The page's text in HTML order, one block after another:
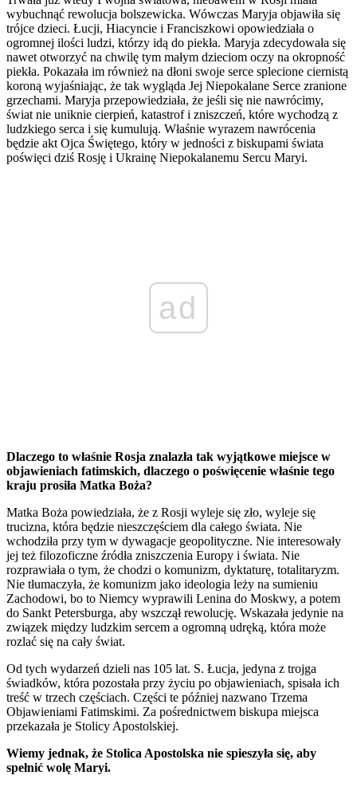
wybuchnąć rewolucja bolszewicka. Wówczas Maryja objawiła się
trójce dzieci. Łucji, Hiacyncie i Franciszkowi opowiedziała o
ogromnej ilości ludzi, którzy idą do piekła. Maryja zdecydowała się
nawet otworzyć na chwilę tym małym dzieciom oczy na okropność
piekła. Pokazała im również na dłoni swoje serce splecione ciernistą
koroną wyjaśniając, że tak wygląda Jej Niepokalane Serce zranione
grzechami. Maryja przepowiedziała, że jeśli się nie nawrócimy,
świat nie uniknie cierpień, katastrof i zniszczeń, które wychodzą z
ludzkiego serca i się kumulują. Właśnie wyrazem nawrócenia
będzie akt Ojca Świętego, który w jedności z biskupami świata
poświęci dziś Rosję i Ukrainę Niepokalanemu Sercu Maryi.
ad
Dlaczego to właśnie Rosja znalazła tak wyjątkowe miejsce w
objawieniach fatimskich, dlaczego o poświęcenie właśnie tego
kraju prosiła Matka Boża?
Matka Boża powiedziała, że z Rosji wyleje się zło, wyleje się
trucizna, która będzie nieszczęściem dla całego świata. Nie
wchodziła przy tym w dywagacje geopolityczne. Nie interesowały
jej też filozoficzne źródła zniszczenia Europy i świata. Nie
rozprawiała o tym, że chodzi o komunizm, dyktaturę, totalitaryzm.
Nie tłumaczyła, że komunizm jako ideologia leży na sumieniu
Zachodowi, bo to Niemcy wyprawili Lenina do Moskwy, a potem
do Sankt Petersburga, aby wszczął rewolucję. Wskazała jedynie na
związek między ludzkim sercem a ogromną udręką, która może
rozlać się na cały świat.
Od tych wydarzeń dzieli nas 105 lat. S. Łucja, jedyna z trojga
świadków, która pozostała przy życiu po objawieniach, spisała ich
treść w trzech częściach. Części te później nazwano Trzema
Objawieniami Fatimskimi. Za pośrednictwem biskupa miejsca
przekazała je Stolicy Apostolskiej.
Wiemy jednak, że Stolica Apostolska nie spieszyła się, aby
spełnić wolę Maryi.